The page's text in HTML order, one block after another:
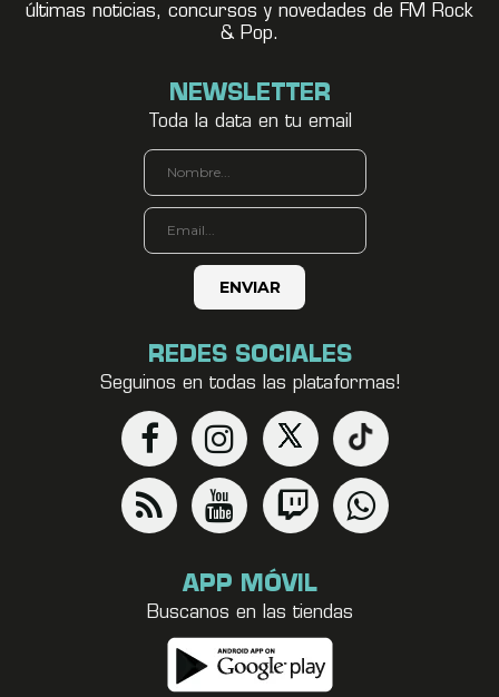
últimas noticias, concursos y novedades de FM Rock
& Pop.
NEWSLETTER
Toda la data en tu email
REDES SOCIALES
Seguinos en todas las plataformas!
APP MÓVIL
Buscanos en las tiendas